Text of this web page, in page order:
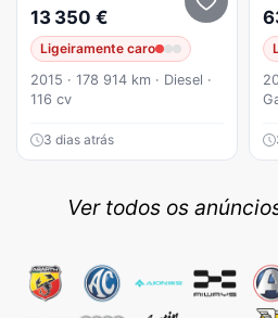
13 350 €
Ligeiramente caro
2015 · 178 914 km · Diesel ·
116 cv
3 dias atrás
Ver todos os